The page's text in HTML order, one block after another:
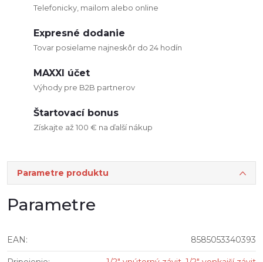
Telefonicky, mailom alebo online
Expresné dodanie
Tovar posielame najneskôr do 24 hodín
MAXXI účet
Výhody pre B2B partnerov
Štartovací bonus
Získajte až 100 € na ďalší nákup
Parametre produktu
Parametre
EAN: 8585053340393